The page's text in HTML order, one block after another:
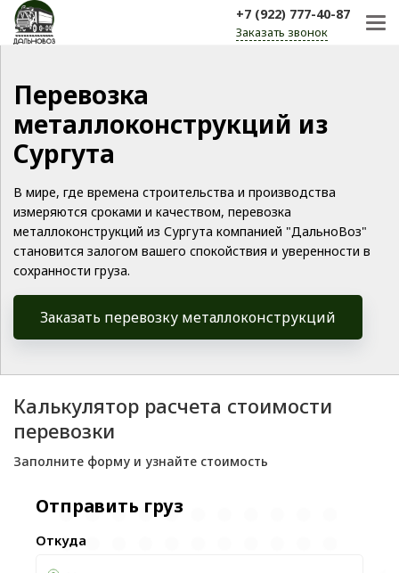
+7 (922) 777-40-87
Заказать звонок
Перевозка
металлоконструкций из
Сургута
В мире, где времена строительства и производства
измеряются сроками и качеством, перевозка
металлоконструкций из Сургута компанией "ДальноВоз"
становится залогом вашего спокойствия и уверенности в
сохранности груза.
Заказать перевозку металлоконструкций
Калькулятор расчета стоимости
перевозки
Заполните форму и узнайте стоимость
Отправить груз
Откуда